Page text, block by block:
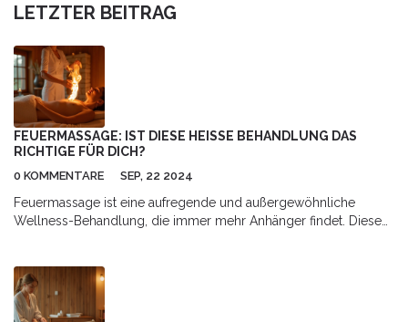
LETZTER BEITRAG
FEUERMASSAGE: IST DIESE HEISSE BEHANDLUNG DAS R
ICHTIGE FÜR DICH?
0 KOMMENTARE SEP, 22 2024
Feuermassage ist eine aufregende und außergewöhnliche
Wellness-Behandlung, die immer mehr Anhänger findet. Diese
lösen und das allgemeine Wohlbefinden zu fördern. In diesem
Artikel erfährst du, wie Feuermassage funktioniert, welche
Vorteile sie bieten kann und was du beachten solltest, bevor du